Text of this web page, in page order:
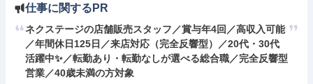
仕事に関するPR
ネクステージの店舗販売スタッフ／賞与年4回／高収入可能
／年間休日125日／来店対応（完全反響型）／20代・30代
活躍中✨／転勤あり・転勤なしが選べる総合職／完全反響型
営業／40歳未満の方対象